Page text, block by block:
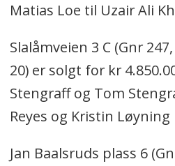
Matias Loe til Uzair Ali
Slalåmveien 3 C (Gnr
20) er solgt for kr
Stengraff og Tom
Reyes og Kristin Løyning
Jan Baalsruds plass 6